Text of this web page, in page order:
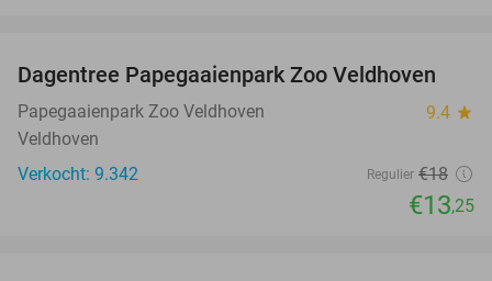
26%
Dagentree Papegaaienpark Zoo Veldhoven
Papegaaienpark Zoo Veldhoven 9.4 star
Veldhoven
Verkocht: 9.342
Regulier €18
€13,25